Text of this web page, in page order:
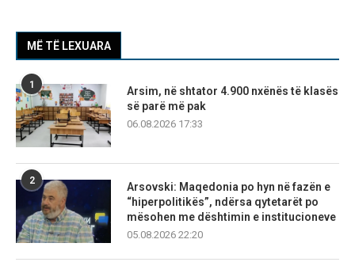
MË TË LEXUARA
1
Arsim, në shtator 4.900 nxënës të klasës
së parë më pak
06.08.2026 17:33
2
Arsovski: Maqedonia po hyn në fazën e
“hiperpolitikës”, ndërsa qytetarët po
mësohen me dështimin e institucioneve
05.08.2026 22:20